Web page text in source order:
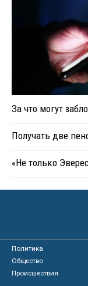
За что могут
Получать две
«Не только
Политика
Общество
Происшествия